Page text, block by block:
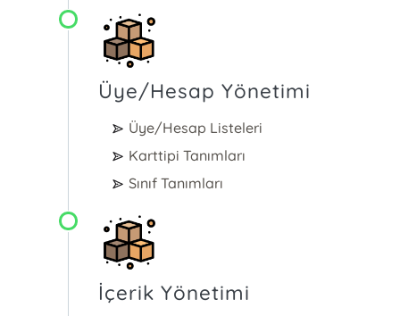
Üye/Hesap Yönetimi
Üye/Hesap Listeleri
Karttipi Tanımları
Sınıf Tanımları
İçerik Yönetimi